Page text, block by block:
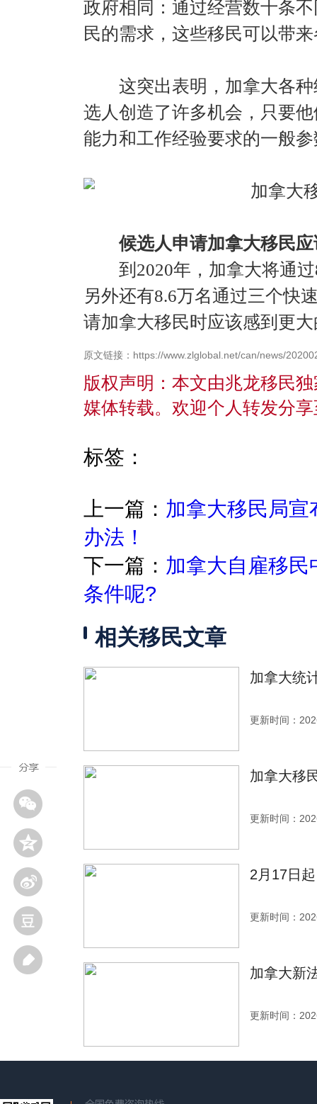
政府相同：通过经营数十条
民的需求，这些移民可以带
这突出表明，加拿大各种
选人创造了许多机会，只要
能力和工作经验要求的一般
候选人申请加拿大移民应
到2020年，加拿大将通过
另外还有8.6万名通过三个快
请加拿大移民时应该感到
原文链接：https://www.zlglobal.net/can/news/
版权声明：本文由兆龙移民
媒体转载。欢迎个人转发分
标签：
上一篇： 加拿大移民局
办法！
下一篇： 加拿大自雇移
条件呢?
相关移民文章
加拿大统
更新时间：
加拿大移
更新时间：
2月17日
更新时间：
加拿大新
更新时间：